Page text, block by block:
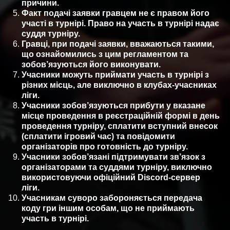
причини.
Факт подачі заявки гравцем не є правом його
участі в турнірі. Право на участь в турнірі надає
суддя турніру.
Гравці, при подачі заявки, вважаються такими,
що ознайомились з цим регламентом та
зобов’язуються його виконувати.
Учасники можуть приймати участь в турнірі з
різних місць, але виключно в клубах-учасниках
ліги.
Учасники зобов’язуються прибути у вказане
місце проведення в реєстраційній формі в день
проведення турніру, сплатити вступний внесок
(сплатити ігровий час) та повідомити
організаторів про готовність до турніру.
Учасники зобов’язані підтримувати зв’язок з
організаторами та суддями турніру, виключно
використовуючи офіційний Discord-сервер
ліги.
Учасникам суворо забороняється передача
коду гри іншим особам, що не приймають
участь в турнірі.